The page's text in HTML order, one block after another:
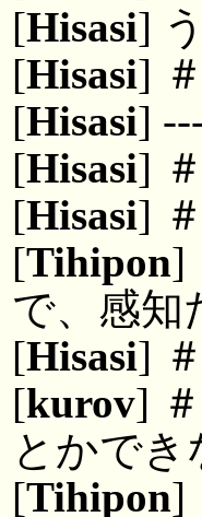
[Hisasi]
[Hisasi]
[Hisasi]
[Hisasi]
[Hisasi]
[Tihipon]
で、感
[Hisasi]
[kurov]
とかで
[Tihipon]